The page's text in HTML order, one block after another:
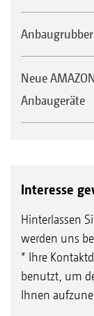
Neue
Anbaugeräte
Interesse
Hinterlassen
werden uns
* Ihre
benutzt, um
Ihnen